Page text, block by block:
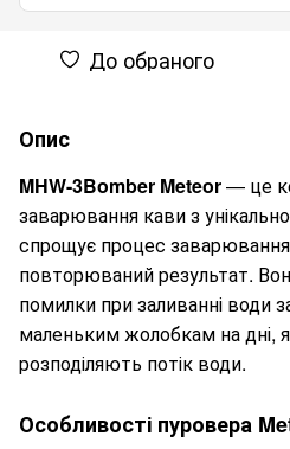
До обраного
Опис
MHW-3Bomber Meteor— це
заварювання кави з
спрощує процес заварювання
повторюваний результат.
помилки при заливанні води
маленьким жолобкам на дні,
розподіляють потік води.
Особливості пуровера